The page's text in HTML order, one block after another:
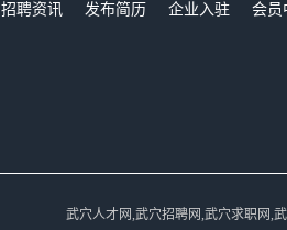
招聘资讯 发布简历 企业入驻 会员
武穴人才网,武穴招聘网,武穴求职网,